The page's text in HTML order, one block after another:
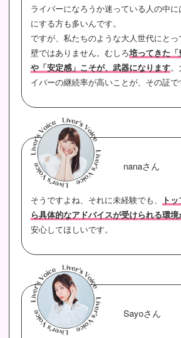
ライバーになろうか迷っている人の中
にする方も多いんです。
ですが、私たちのような大人世代にと
壁ではありません。むしろ培ってきた「
や「安定感」こそが、武器になります。
イバーの継続率が高いことが、その証で
nanaさん
そうですよね、それに未経験でも、
ト
ら具体的なアドバイスが受けられる環境
安心してほしいです。
Sayoさん